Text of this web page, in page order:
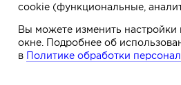
дизайном небольшого
Мельбурна (Австралия).
массивной стойки
cookie (функциональные,
Вы можете изменить
окне. Подробнее об
в Политике обработки